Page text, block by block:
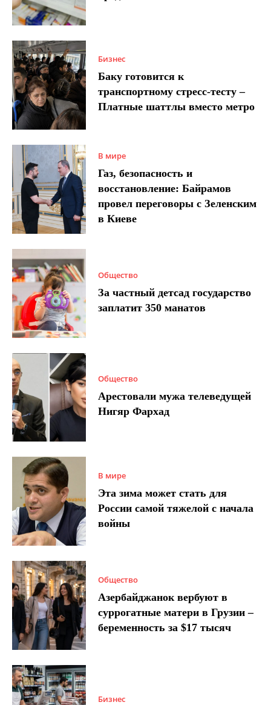
Бизнес
Баку готовится к
транспортному стресс-тесту –
Платные шаттлы вместо метро
В мире
Газ, безопасность и
восстановление: Байрамов
провел переговоры с Зеленским
в Киеве
Общество
За частный детсад государство
заплатит 350 манатов
Общество
Арестовали мужа телеведущей
Нигяр Фархад
В мире
Эта зима может стать для
России самой тяжелой с начала
войны
Общество
Азербайджанок вербуют в
суррогатные матери в Грузии –
беременность за $17 тысяч
Бизнес